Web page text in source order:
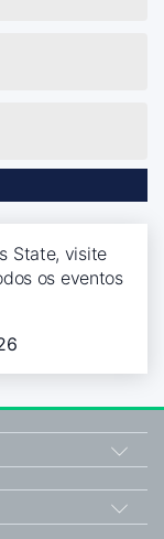
State, visite
os eventos